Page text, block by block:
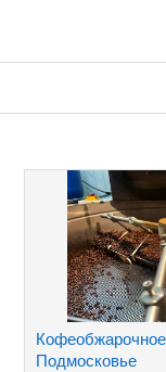
Подмосковье